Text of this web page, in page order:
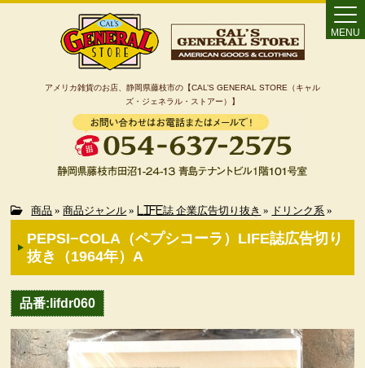
アメリカ雑貨のお店、静岡県藤枝市の【CAL’S GENERAL STORE（キャル
ズ・ジェネラル・ストアー）】
MENU
Home
商品 » 商品ジャンル » LIFE誌 企業広告切り抜き » ドリンク系 »
PEPSI−COLA（ペプシコーラ）LIFE誌広告切り
抜き（1964年）A
品番:lifdr060